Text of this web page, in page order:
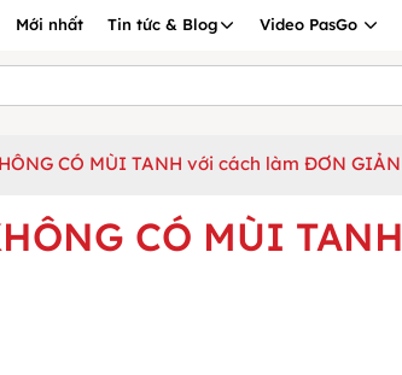
Mới nhất Tin tức & Blog Video PasGo
CÓ MÙI TANH với cách làm ĐƠN GIẢN
CÓ MÙI TANH